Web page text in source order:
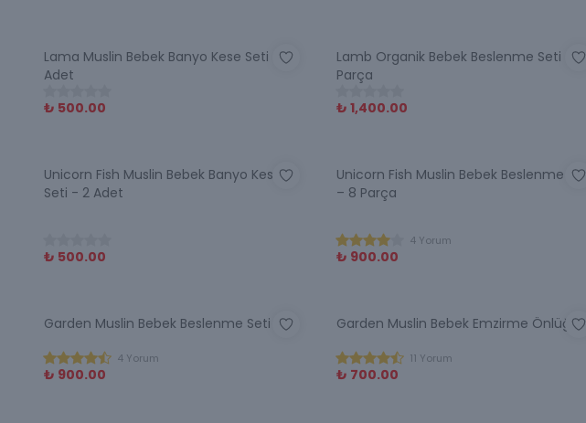
Lama Muslin Bebek Banyo Kese Seti - 2
Adet
₺ 500.00
Lamb Organik Bebek Beslenme Seti – 8
Parça
₺ 1,400.00
Unicorn Fish Muslin Bebek Banyo Kese
Seti - 2 Adet
₺ 500.00
Unicorn Fish Muslin Bebek Beslenme Seti
– 8 Parça
4 Yorum
₺ 900.00
Garden Muslin Bebek Beslenme Seti
4 Yorum
₺ 900.00
Garden Muslin Bebek Emzirme Önlüğü
11 Yorum
₺ 700.00